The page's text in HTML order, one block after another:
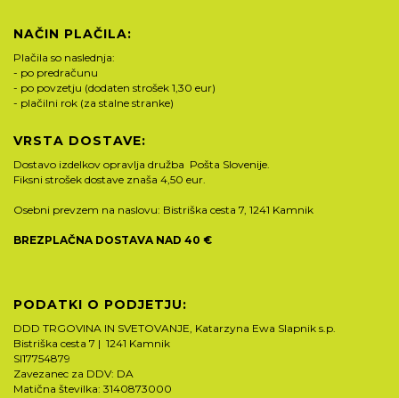
NAČIN PLAČILA:
Plačila so naslednja:
- po predračunu
- po povzetju (dodaten strošek 1,30 eur)
- plačilni rok (za stalne stranke)
VRSTA DOSTAVE:
Dostavo izdelkov opravlja družba Pošta Slovenije.
Fiksni strošek dostave znaša 4,50 eur.
Osebni prevzem na naslovu: Bistriška cesta 7, 1241 Kamnik
BREZPLAČNA DOSTAVA NAD 40 €
PODATKI O PODJETJU:
DDD TRGOVINA IN SVETOVANJE, Katarzyna Ewa Slapnik s.p.
Bistriška cesta 7 | 1241 Kamnik
SI17754879
Zavezanec za DDV: DA
Matična številka: 3140873000